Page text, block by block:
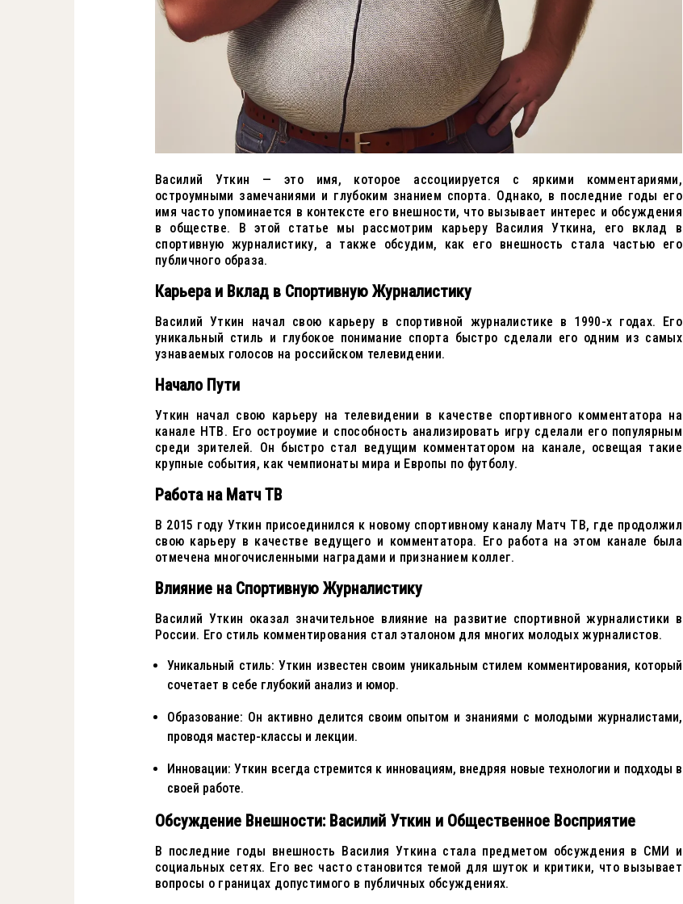
Василий Уткин — это имя, которое ассоциируется с яркими комментариями,
остроумными замечаниями и глубоким знанием спорта. Однако, в последние годы его
имя часто упоминается в контексте его внешности, что вызывает интерес и обсуждения
в обществе. В этой статье мы рассмотрим карьеру Василия Уткина, его вклад в
спортивную журналистику, а также обсудим, как его внешность стала частью его
публичного образа.
Карьера и Вклад в Спортивную Журналистику
Василий Уткин начал свою карьеру в спортивной журналистике в 1990-х годах. Его
уникальный стиль и глубокое понимание спорта быстро сделали его одним из самых
узнаваемых голосов на российском телевидении.
Начало Пути
Уткин начал свою карьеру на телевидении в качестве спортивного комментатора на
канале НТВ. Его остроумие и способность анализировать игру сделали его популярным
среди зрителей. Он быстро стал ведущим комментатором на канале, освещая такие
крупные события, как чемпионаты мира и Европы по футболу.
Работа на Матч ТВ
В 2015 году Уткин присоединился к новому спортивному каналу Матч ТВ, где продолжил
свою карьеру в качестве ведущего и комментатора. Его работа на этом канале была
отмечена многочисленными наградами и признанием коллег.
Влияние на Спортивную Журналистику
Василий Уткин оказал значительное влияние на развитие спортивной журналистики в
России. Его стиль комментирования стал эталоном для многих молодых журналистов.
Уникальный стиль: Уткин известен своим уникальным стилем комментирования, который
сочетает в себе глубокий анализ и юмор.
Образование: Он активно делится своим опытом и знаниями с молодыми журналистами,
проводя мастер-классы и лекции.
Инновации: Уткин всегда стремится к инновациям, внедряя новые технологии и подходы в
своей работе.
Обсуждение Внешности: Василий Уткин и Общественное Восприятие
В последние годы внешность Василия Уткина стала предметом обсуждения в СМИ и
социальных сетях. Его вес часто становится темой для шуток и критики, что вызывает
вопросы о границах допустимого в публичных обсуждениях.